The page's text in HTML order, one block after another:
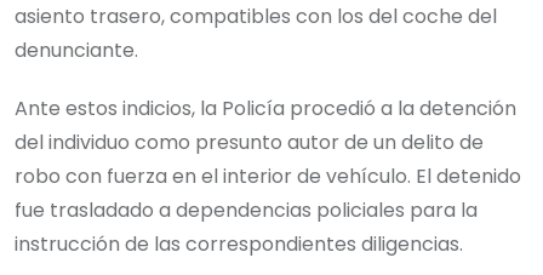
asiento trasero, compatibles con los del coche del
denunciante.
Ante estos indicios, la Policía procedió a la detención
del individuo como presunto autor de un delito de
robo con fuerza en el interior de vehículo. El detenido
fue trasladado a dependencias policiales para la
instrucción de las correspondientes diligencias.